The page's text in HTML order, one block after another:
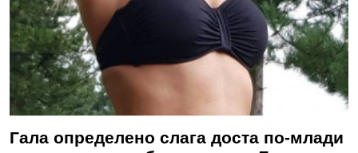
Гала определено слага доста по-млади